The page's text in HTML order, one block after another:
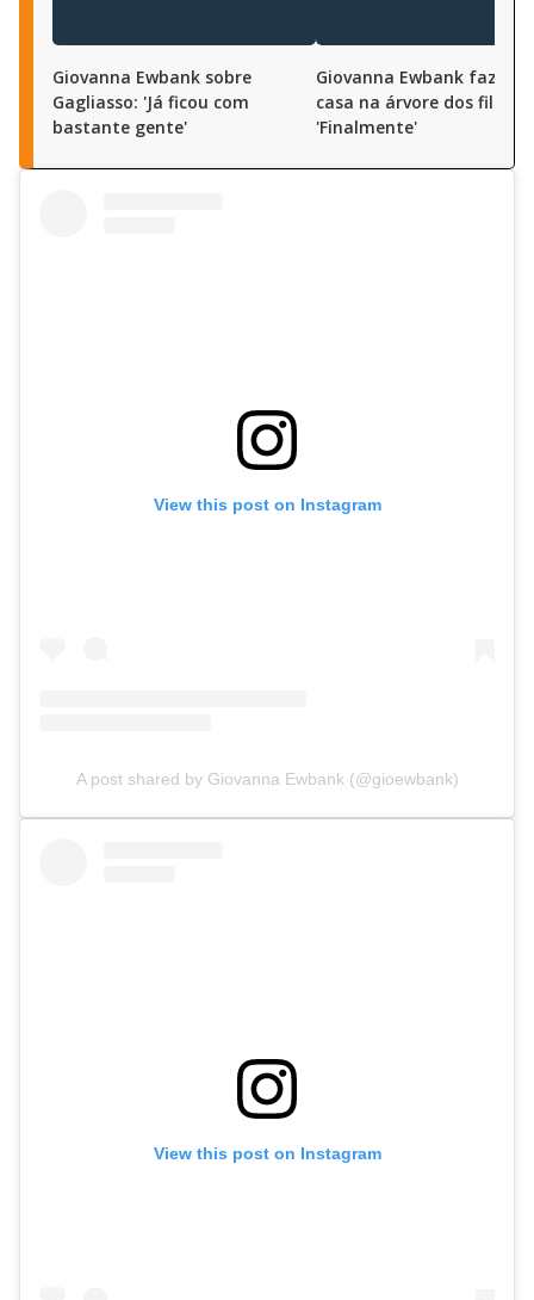
Giovanna Ewbank sobre
Gagliasso: 'Já ficou com
bastante gente'
Giovanna Ewbank faz
casa na árvore dos filhos:
'Finalmente'
View this post on Instagram
A post shared by Giovanna Ewbank (@gioewbank)
View this post on Instagram